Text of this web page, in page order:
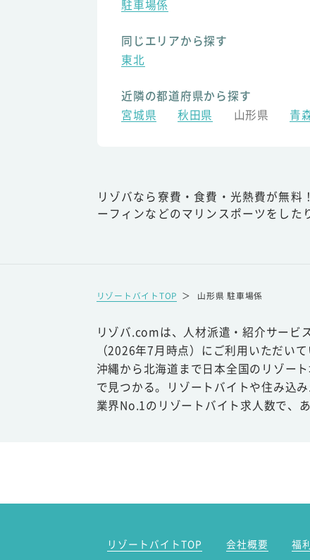
駐車場係
同じエリアから探す
東北
近隣の都道府県から探す
宮城県
秋田県 山形県 青
リゾバなら寮費・食費・光熱費が無
ーフィンなどのマリンスポーツをした
リゾートバイトTOP ＞ 山形県 駐車場係
リゾバ.comは、人材派遣・紹介サービ
（2026年7月時点）にご利用いただいて
沖縄から北海道まで日本全国のリゾー
で見つかる。リゾートバイトや住み込
業界No.1のリゾートバイト求人数で、
リゾートバイトTOP 会社概要 福